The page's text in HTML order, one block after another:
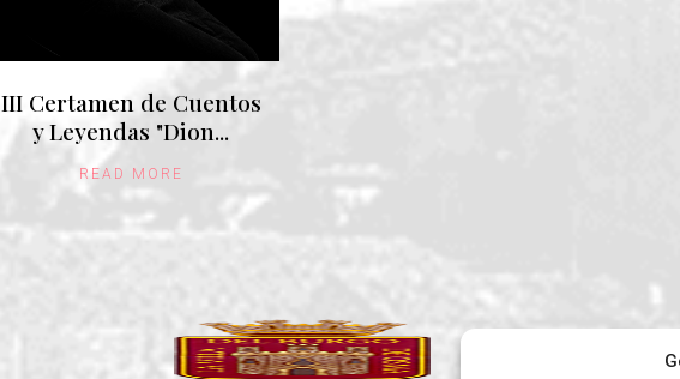
III Certamen de Cuentos
y Leyendas "Dion...
READ MORE